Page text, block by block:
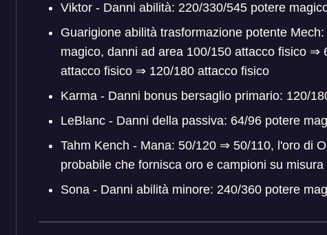
Viktor - Danni abilità: 220/330/545 potere
Guarigione abilità trasformazione potente
magico, danni ad area 100/150 attacco fisico ⇒
attacco fisico ⇒ 120/180 attacco fisico
Karma - Danni bonus bersaglio primario: 120/
LeBlanc - Danni della passiva: 64/96 potere
Tahm Kench - Mana: 50/120 ⇒ 50/110, l'oro di
probabile che fornisca oro e campioni su misura
Sona - Danni abilità minore: 240/360 potere